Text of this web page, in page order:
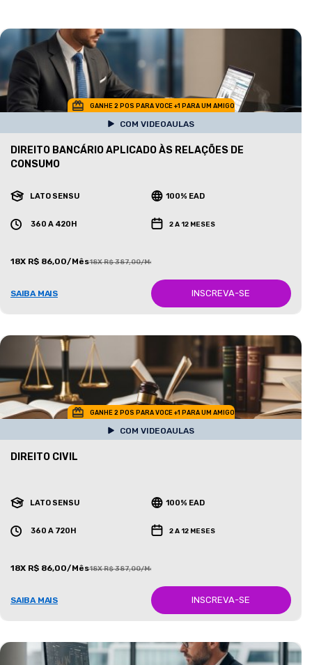
GANHE 2 POS PARA VOCE +1 PARA UM AMIGO
COM VIDEOAULAS
DIREITO BANCÁRIO APLICADO ÀS RELAÇÕES DE
CONSUMO
LATO SENSU 100% EAD
360 A 420H 2 A 12 MESES
18X R$ 86,00/Mês18X R$ 387,00/Mês
SAIBA MAIS INSCREVA-SE
GANHE 2 POS PARA VOCE +1 PARA UM AMIGO
COM VIDEOAULAS
DIREITO CIVIL
LATO SENSU 100% EAD
360 A 720H 2 A 12 MESES
18X R$ 86,00/Mês18X R$ 387,00/Mês
SAIBA MAIS INSCREVA-SE